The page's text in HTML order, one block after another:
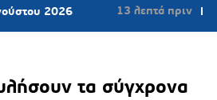
13 λεπτά πριν Νηστίσιμο
τα σύγχρονα